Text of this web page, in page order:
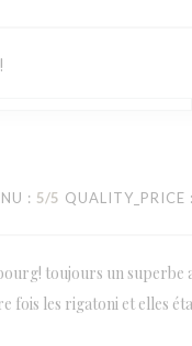
: 5/5 QUALITY_PRICE
toujours un superbe
les rigatoni et elles